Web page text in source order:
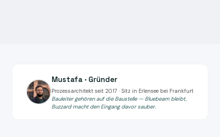
Mustafa · Gründer
Prozessarchitekt seit 2017 · Sitz in Erlensee bei Frankfurt
Bauleiter gehören auf die Baustelle — Bluebeam bleibt,
Buzzard macht den Eingang davor sauber.